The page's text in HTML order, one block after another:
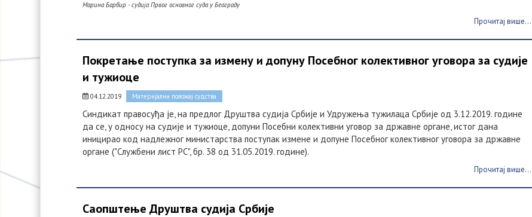
Марина Барбир - судија Првог основног суда у Београду
Прочитај више...
Покретање поступка за измену и допуну Посебног колективног уговора за судије
и тужиоце
04.12.2019 Материјални положај судства
Синдикат правосуђа је, на предлог Друштва судија Србије и Удружења тужилаца Србије од 3.12.2019. године
да се, у односу на судије и тужиоце, допуни Посебни колективни уговор за државне органе, истог дана
иницирао код надлежног министарства поступак измене и допуне Посебног колективног уговора за државне
органе ("Службени лист РС", бр. 38 од 31.05.2019. године).
Прочитај више...
Саопштење Друштва судија Србије